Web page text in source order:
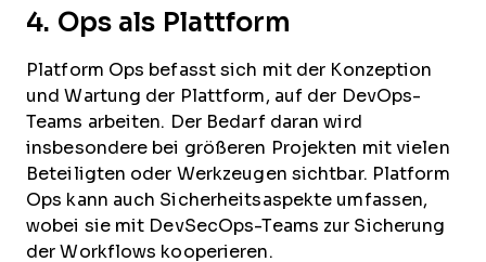
4. Ops als Plattform
Platform Ops befasst sich mit der Konzeption
und Wartung der Plattform, auf der DevOps-
Teams arbeiten. Der Bedarf daran wird
insbesondere bei größeren Projekten mit vielen
Beteiligten oder Werkzeugen sichtbar. Platform
Ops kann auch Sicherheitsaspekte umfassen,
wobei sie mit DevSecOps-Teams zur Sicherung
der Workflows kooperieren.